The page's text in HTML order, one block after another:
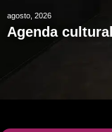
agosto, 2026
Agenda